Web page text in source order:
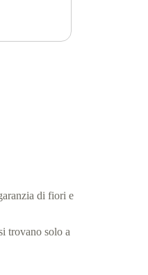
di fiori e
trovano solo a